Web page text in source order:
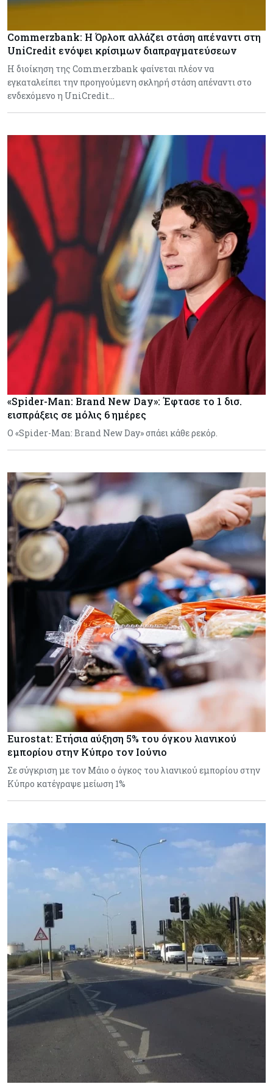
Commerzbank: Η Όρλοπ αλλάζει στάση απέναντι στη
UniCredit ενόψει κρίσιμων διαπραγματεύσεων
H διοίκηση της Commerzbank φαίνεται πλέον να
εγκαταλείπει την προηγούμενη σκληρή στάση απέναντι στο
ενδεχόμενο η UniCredit…
«Spider-Man: Brand New Day»: Έφτασε το 1 δισ.
εισπράξεις σε μόλις 6 ημέρες
Ο «Spider-Man: Brand New Day» σπάει κάθε ρεκόρ.
Eurostat: Ετήσια αύξηση 5% του όγκου λιανικού
εμπορίου στην Κύπρο τον Ιούνιο
Σε σύγκριση με τον Μάιο ο όγκος του λιανικού εμπορίου στην
Κύπρο κατέγραψε μείωση 1%